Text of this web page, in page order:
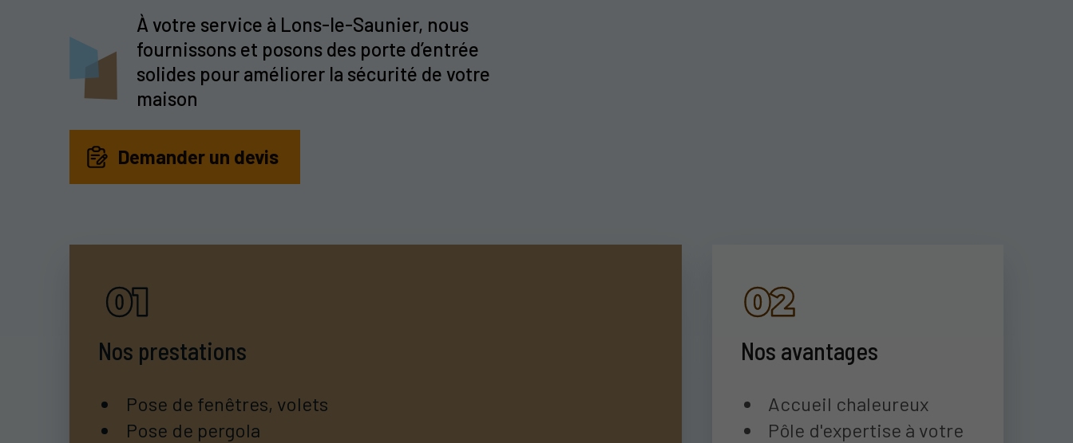
À votre service à Lons-le-Saunier, nous
fournissons et posons des porte d’entrée
solides pour améliorer la sécurité de votre
maison
Demander un devis
Nos prestations
Pose de fenêtres, volets
Pose de pergola
Nos avantages
Accueil chaleureux
Pôle d'expertise à votre